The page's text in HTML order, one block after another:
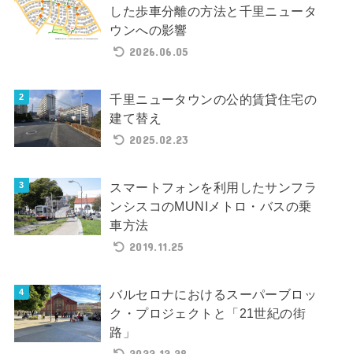
した歩車分離の方法と千里ニュータ
ウンへの影響
2026.06.05
千里ニュータウンの公的賃貸住宅の
建て替え
2025.02.23
スマートフォンを利用したサンフラ
ンシスコのMUNIメトロ・バスの乗
車方法
2019.11.25
バルセロナにおけるスーパーブロッ
ク・プロジェクトと「21世紀の街
路」